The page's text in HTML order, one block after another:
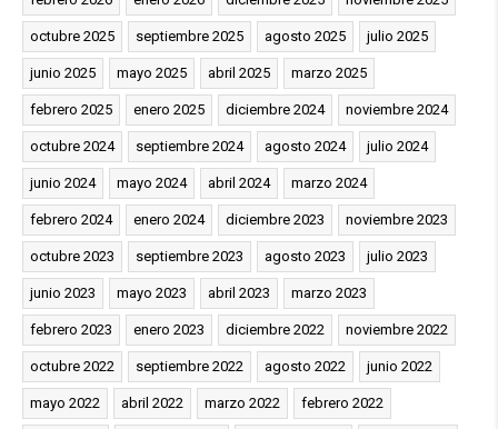
octubre 2025 septiembre 2025 agosto 2025 julio 2025
junio 2025 mayo 2025 abril 2025 marzo 2025
febrero 2025 enero 2025 diciembre 2024 noviembre 2024
octubre 2024 septiembre 2024 agosto 2024 julio 2024
junio 2024 mayo 2024 abril 2024 marzo 2024
febrero 2024 enero 2024 diciembre 2023 noviembre 2023
octubre 2023 septiembre 2023 agosto 2023 julio 2023
junio 2023 mayo 2023 abril 2023 marzo 2023
febrero 2023 enero 2023 diciembre 2022 noviembre 2022
octubre 2022 septiembre 2022 agosto 2022 junio 2022
mayo 2022 abril 2022 marzo 2022 febrero 2022